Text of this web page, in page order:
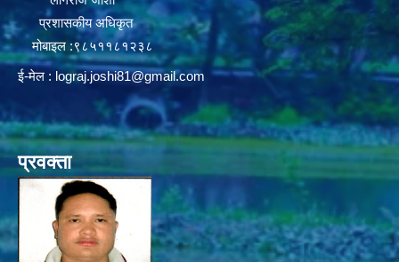
प्रशासकीय अधिकृत
मोबाइल :९८५११८१२३८
ई-मेल : lograj.joshi81@gmail.com
प्रवक्ता